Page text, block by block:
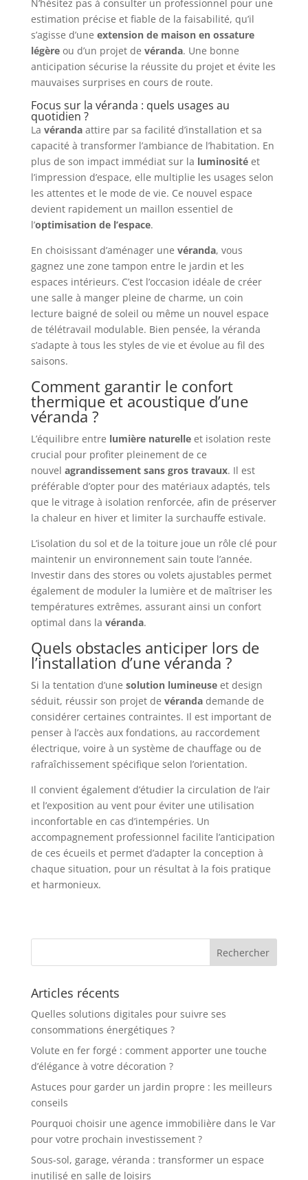
N’hésitez pas à consulter un professionnel pour une
estimation précise et fiable de la faisabilité, qu’il
s’agisse d’une extension de maison en ossature
légèreou d’un projet de véranda. Une bonne
anticipation sécurise la réussite du projet et évite les
mauvaises surprises en cours de route.
Focus sur la véranda : quels usages au
quotidien ?
La vérandaattire par sa facilité d’installation et sa
capacité à transformer l’ambiance de l’habitation. En
plus de son impact immédiat sur la luminositéet
l’impression d’espace, elle multiplie les usages selon
les attentes et le mode de vie. Ce nouvel espace
devient rapidement un maillon essentiel de
l’optimisation de l’espace.
En choisissant d’aménager une véranda, vous
gagnez une zone tampon entre le jardin et les
espaces intérieurs. C’est l’occasion idéale de créer
une salle à manger pleine de charme, un coin
lecture baigné de soleil ou même un nouvel espace
de télétravail modulable. Bien pensée, la véranda
s’adapte à tous les styles de vie et évolue au fil des
saisons.
Comment garantir le confort
thermique et acoustique d’une
véranda ?
L’équilibre entre lumière naturelleet isolation reste
crucial pour profiter pleinement de ce
nouvel agrandissement sans gros travaux. Il est
préférable d’opter pour des matériaux adaptés, tels
que le vitrage à isolation renforcée, afin de préserver
la chaleur en hiver et limiter la surchauffe estivale.
L’isolation du sol et de la toiture joue un rôle clé pour
maintenir un environnement sain toute l’année.
Investir dans des stores ou volets ajustables permet
également de moduler la lumière et de maîtriser les
températures extrêmes, assurant ainsi un confort
optimal dans la véranda.
Quels obstacles anticiper lors de
l’installation d’une véranda ?
Si la tentation d’une solution lumineuseet design
séduit, réussir son projet de vérandademande de
considérer certaines contraintes. Il est important de
penser à l’accès aux fondations, au raccordement
électrique, voire à un système de chauffage ou de
rafraîchissement spécifique selon l’orientation.
Il convient également d’étudier la circulation de l’air
et l’exposition au vent pour éviter une utilisation
inconfortable en cas d’intempéries. Un
accompagnement professionnel facilite l’anticipation
de ces écueils et permet d’adapter la conception à
chaque situation, pour un résultat à la fois pratique
et harmonieux.
Articles récents
Quelles solutions digitales pour suivre ses
consommations énergétiques ?
Volute en fer forgé : comment apporter une touche
d’élégance à votre décoration ?
Astuces pour garder un jardin propre : les meilleurs
conseils
Pourquoi choisir une agence immobilière dans le Var
pour votre prochain investissement ?
Sous-sol, garage, véranda : transformer un espace
inutilisé en salle de loisirs